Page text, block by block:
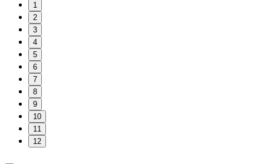
1
2
3
4
5
6
7
8
9
10
11
12